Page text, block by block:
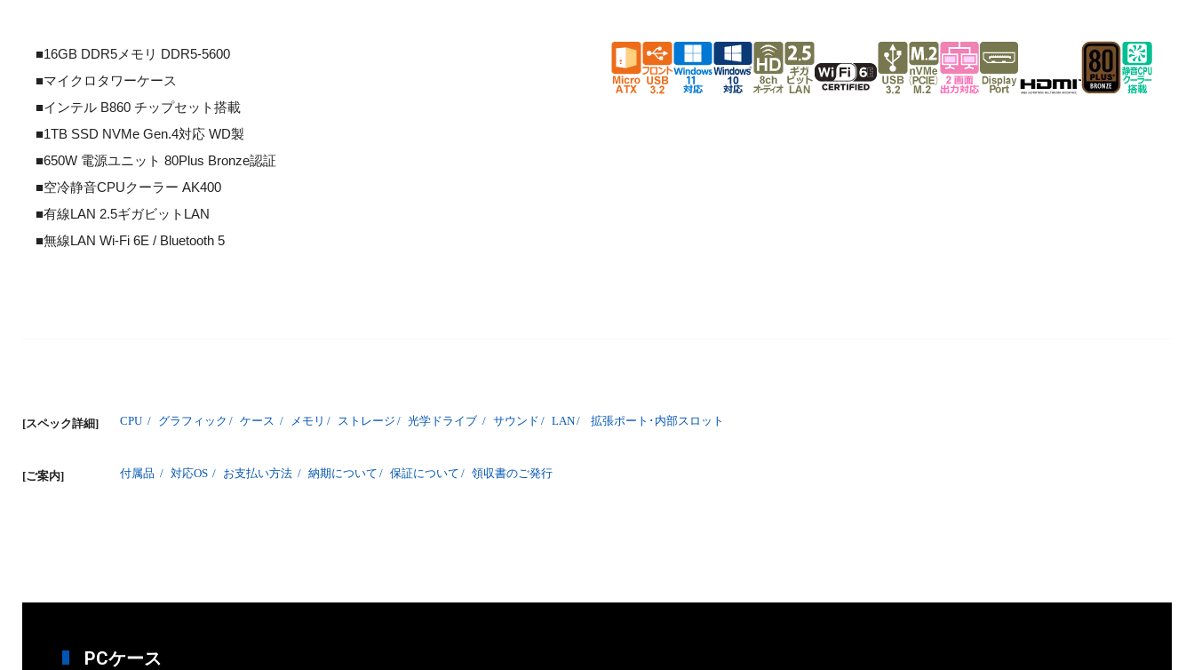
■16GB DDR5メモリ DDR5-5600
■マイクロタワーケース
■インテル B860 チップセット搭載
■1TB SSD NVMe Gen.4対応 WD製
■650W 電源ユニット 80Plus Bronze認証
■空冷静音CPUクーラー AK400
■有線LAN 2.5ギガビットLAN
■無線LAN Wi-Fi 6E / Bluetooth 5
[スペック詳細] CPU / グラフィック / ケース / メモリ / ストレージ / 光学ドライブ / サウンド / LAN/ 拡張ポート･内部スロット
[ご案内] 付属品 / 対応OS / お支払い方法 / 納期について / 保証について / 領収書のご発行
PCケース